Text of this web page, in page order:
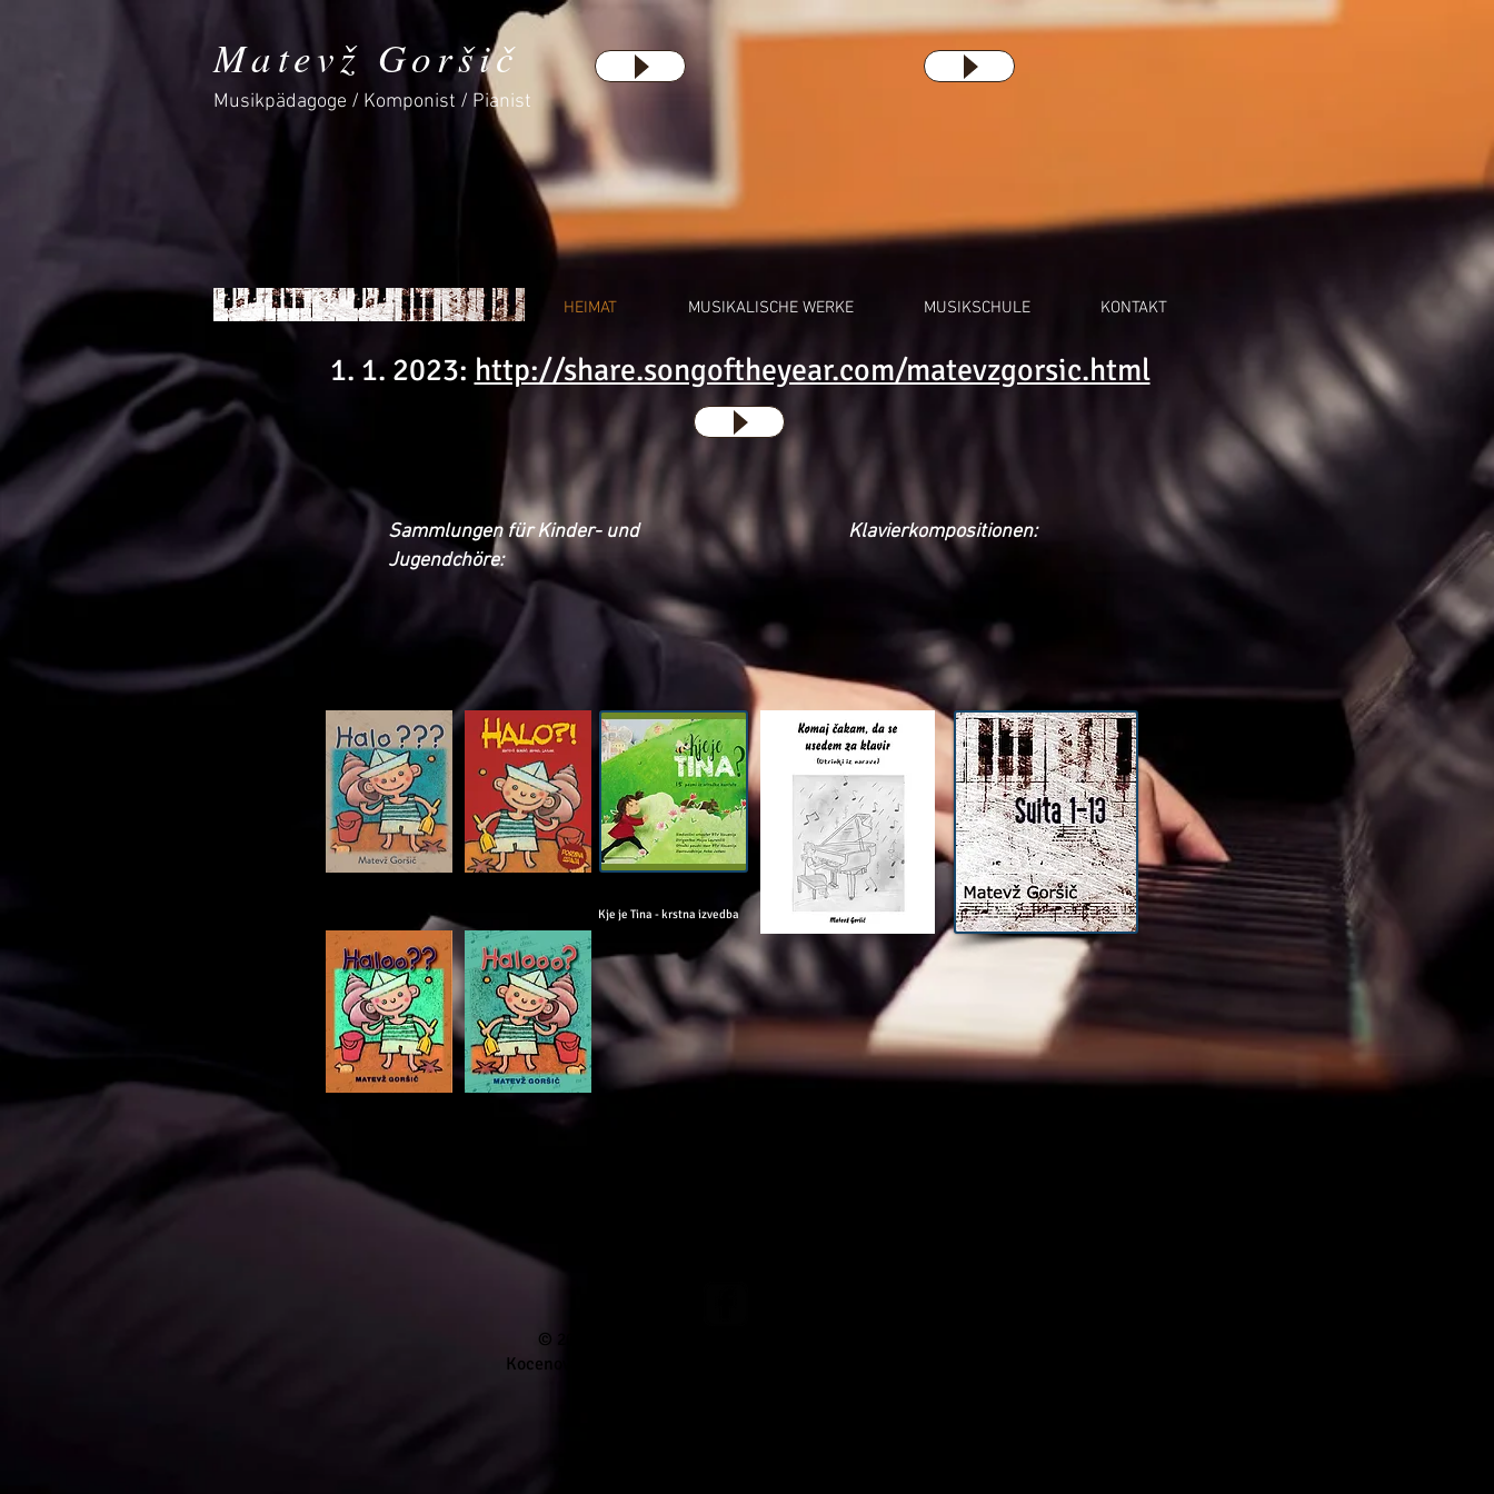
Matevž Goršič
Musikpädagoge / Komponist / Pianist
HEIMAT MUSIKALISCHE WERKE MUSIKSCHULE KONTAKT
1. 1. 2023: http://share.songoftheyear.com/matevzgorsic.html
Sammlungen für Kinder- und
Jugendchöre:
Klavierkompositionen:
Kje je Tina - krstna izvedba
© 2020 by Matevž Goršič. Alle Rechte vorbehalten.
Kocenova ulica 4, 3000 Celje, E-Mail: